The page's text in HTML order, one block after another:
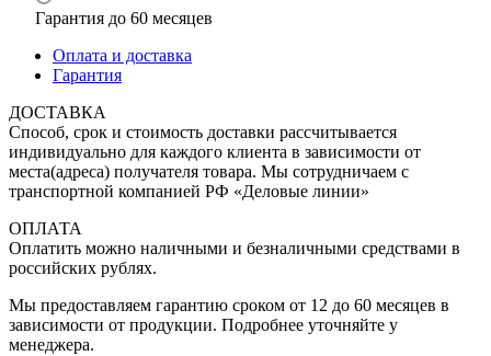
Гарантия до 60 месяцев
Оплата и доставка
Гарантия
ДОСТАВКА
Способ, срок и стоимость доставки рассчитывается
индивидуально для каждого клиента в зависимости от
места(адреса) получателя товара. Мы сотрудничаем с
транспортной компанией РФ «Деловые линии»
ОПЛАТА
Оплатить можно наличными и безналичными средствами в
российских рублях.
Мы предоставляем гарантию сроком от 12 до 60 месяцев в
зависимости от продукции. Подробнее уточняйте у
менеджера.